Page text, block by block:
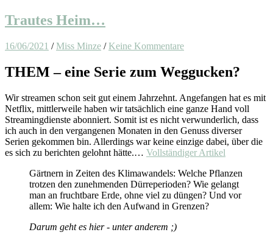
Trautes Heim…
16/06/2021 /Miss Minze /Keine Kommentare
THEM – eine Serie zum Weggucken?
Wir streamen schon seit gut einem Jahrzehnt. Angefangen hat es mit
Netflix, mittlerweile haben wir tatsächlich eine ganze Hand voll
Streamingdienste abonniert. Somit ist es nicht verwunderlich, dass
ich auch in den vergangenen Monaten in den Genuss diverser
Serien gekommen bin. Allerdings war keine einzige dabei, über die
es sich zu berichten gelohnt hätte.… Vollständiger Artikel
Gärtnern in Zeiten des Klimawandels: Welche Pflanzen
trotzen den zunehmenden Dürreperioden? Wie gelangt
man an fruchtbare Erde, ohne viel zu düngen? Und vor
allem: Wie halte ich den Aufwand in Grenzen?
Darum geht es hier - unter anderem ;)